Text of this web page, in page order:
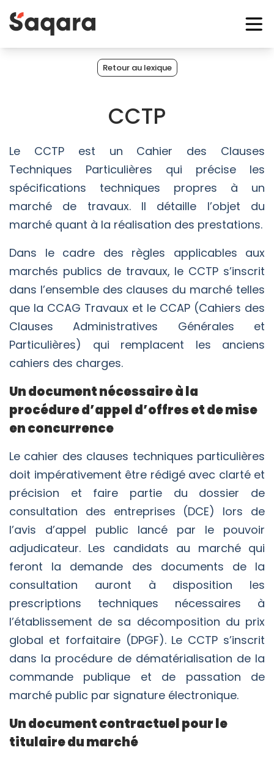
Retour au lexique
CCTP
Le CCTP est un Cahier des Clauses
Techniques Particulières qui précise les
spécifications techniques propres à un
marché de travaux. Il détaille l’objet du
marché quant à la réalisation des prestations.
Dans le cadre des règles applicables aux
marchés publics de travaux, le CCTP s’inscrit
dans l’ensemble des clauses du marché telles
que la CCAG Travaux et le CCAP (Cahiers des
Clauses Administratives Générales et
Particulières) qui remplacent les anciens
cahiers des charges.
Un document nécessaire à la
procédure d’appel d’offres et de mise
en concurrence
Le cahier des clauses techniques particulières
doit impérativement être rédigé avec clarté et
précision et faire partie du dossier de
consultation des entreprises (DCE) lors de
l’avis d’appel public lancé par le pouvoir
adjudicateur. Les candidats au marché qui
feront la demande des documents de la
consultation auront à disposition les
prescriptions techniques nécessaires à
l’établissement de sa décomposition du prix
global et forfaitaire (DPGF). Le CCTP s’inscrit
dans la procédure de dématérialisation de la
commande publique et de passation de
marché public par signature électronique.
Un document contractuel pour le
titulaire du marché